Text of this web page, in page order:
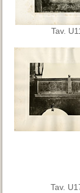
Tav.
Tav.